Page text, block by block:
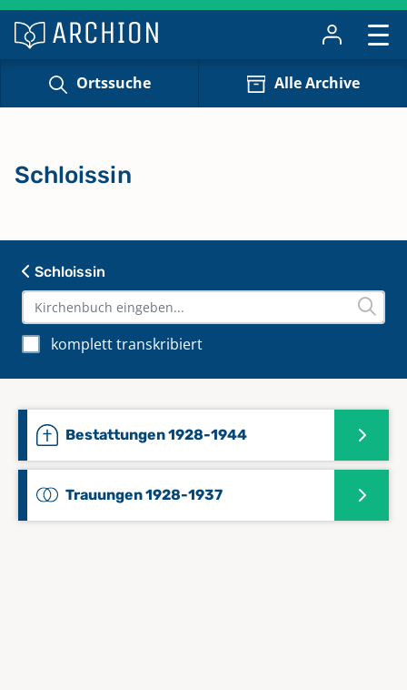
Ortssuche Alle Archive
Schloissin
komplett transkribiert
Bestattungen 1928-1944
Trauungen 1928-1937
Schloissin